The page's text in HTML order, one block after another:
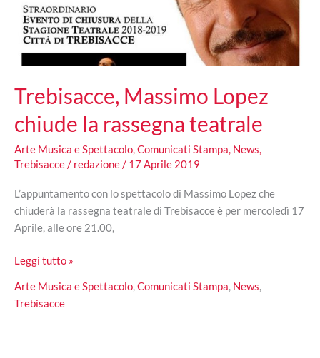
Trebisacce, Massimo Lopez
chiude la rassegna teatrale
Arte Musica e Spettacolo,Comunicati Stampa, News,
Trebisacce/ redazione/ 17 Aprile 2019
L’appuntamento con lo spettacolo di Massimo Lopez che
chiuderà la rassegna teatrale di Trebisacce è per mercoledì 17
Aprile, alle ore 21.00,
Trebisacce,
Lopez
chiude
rassegna
Leggi tutto »
Arte Musica e Spettacolo,Comunicati Stampa, News,
Trebisacce